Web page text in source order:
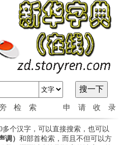
检索 申请收录
多个汉字，可以直接搜索，也可以
调） 和部首检索，而且不但可以方